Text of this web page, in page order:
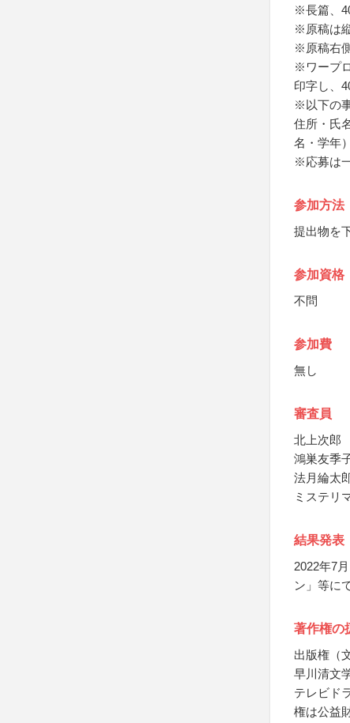
※長篇、
※原稿は
※原稿右
※ワープ
印字し、
※以下の
住所・氏
名・学年
※応募は
参加方法
提出物を
参加資格
不問
参加費
無し
審査員
北上次郎
鴻巣友季
法月綸太
ミステリ
結果発表
2022年7
ン」等に
著作権の
出版権（
早川清文
テレビド
権は公益